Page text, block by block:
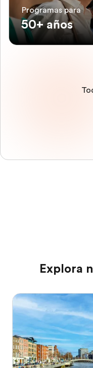
Programas para
50+ años
Explora